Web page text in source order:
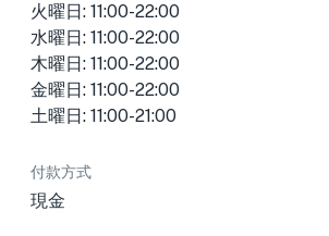
火曜日: 11:00-22:00
水曜日: 11:00-22:00
木曜日: 11:00-22:00
金曜日: 11:00-22:00
土曜日: 11:00-21:00
付款方式
現金